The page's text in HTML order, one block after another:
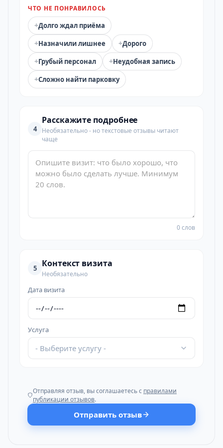
ЧТО НЕ ПОНРАВИЛОСЬ
+Долго ждал приёма
+Назначили лишнее +Дорого
+Грубый персонал +Неудобная запись
+Сложно найти парковку
4
Расскажите подробнее
Необязательно - но текстовые отзывы читают
чаще
0 слов
5 Контекст визита
Необязательно
Дата визита
Услуга
- Выберите услугу -
Отправляя отзыв, вы соглашаетесь с правилами
публикации отзывов.
Отправить отзыв